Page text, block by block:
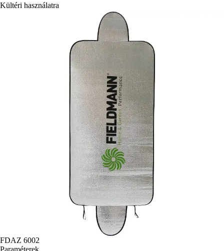
Kültéri használatra
FDAZ 6002
Paraméterek